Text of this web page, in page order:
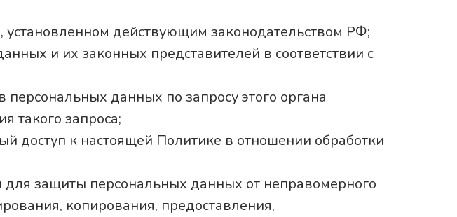
действующим законодательством РФ;
и их законных представителей в соответствии с
данных по запросу этого органа
такого запроса;
доступ к настоящей Политике в отношении обработки
защиты персональных данных от неправомерного
копирования, предоставления,